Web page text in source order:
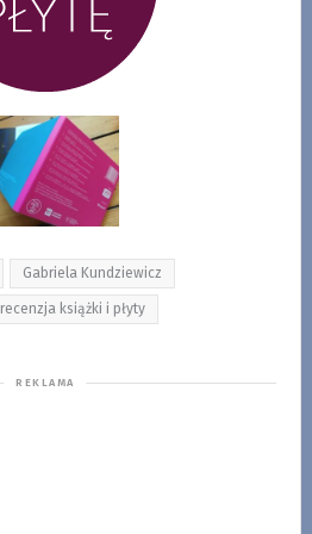
Gabriela Kundziewicz
recenzja książki i płyty